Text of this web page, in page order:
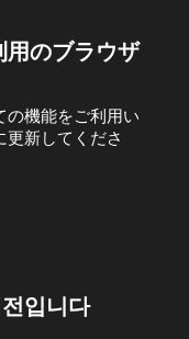
用のブラウザ
の機能をご利用い
新してくださ
입니다